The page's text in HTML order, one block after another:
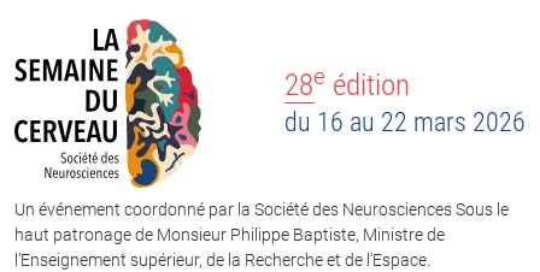
28e édition
du 16 au 22 mars 2026
Un événement coordonné par la Société des Neurosciences Sous le
haut patronage de Monsieur Philippe Baptiste, Ministre de
l’Enseignement supérieur, de la Recherche et de l'Espace.